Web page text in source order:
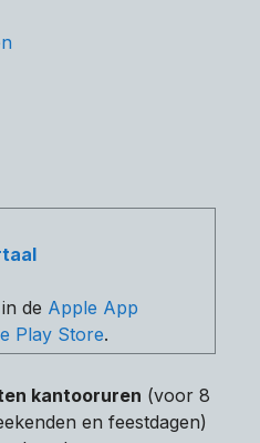
de Apple App
Play Store.
kantooruren (voor 8
en feestdagen)